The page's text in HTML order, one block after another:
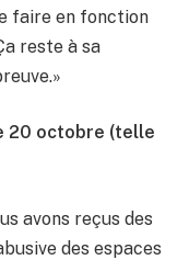
faire en fonction
reste à sa
20 octobre (telle
avons reçus des
des espaces